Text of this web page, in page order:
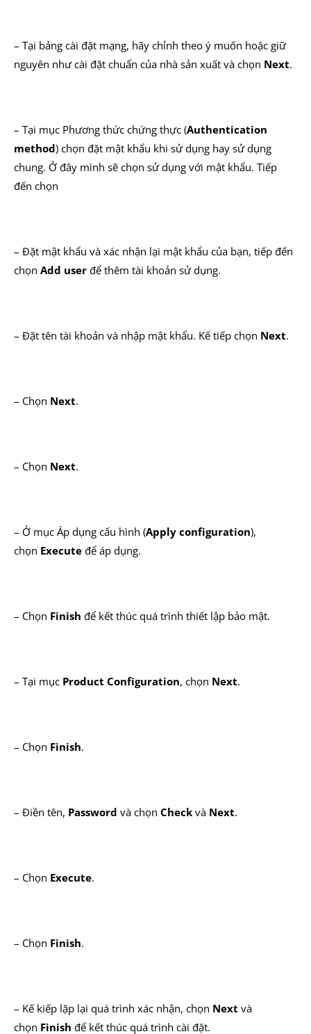
– Tại bảng cài đặt mạng, hãy chỉnh theo ý muốn hoặc giữ
nguyên như cài đặt chuẩn của nhà sản xuất và chọn Next.
– Tại mục Phương thức chứng thực (Authentication
method) chọn đặt mật khẩu khi sử dụng hay sử dụng
chung. Ở đây mình sẽ chọn sử dụng với mật khẩu. Tiếp
đến chọn
– Đặt mật khẩu và xác nhận lại mật khẩu của bạn, tiếp đến
chọn Add user để thêm tài khoản sử dụng.
– Đặt tên tài khoản và nhập mật khẩu. Kế tiếp chọn Next.
– Chọn Next.
– Chọn Next.
– Ở mục Áp dụng cấu hình (Apply configuration),
chọn Execute để áp dụng.
– Chọn Finish để kết thúc quá trình thiết lập bảo mật.
– Tại mục Product Configuration, chọn Next.
– Chọn Finish.
– Điền tên, Password và chọn Check và Next.
– Chọn Execute.
– Chọn Finish.
– Kế kiếp lặp lại quá trình xác nhận, chọn Next và
chọn Finish để kết thúc quá trình cài đặt.